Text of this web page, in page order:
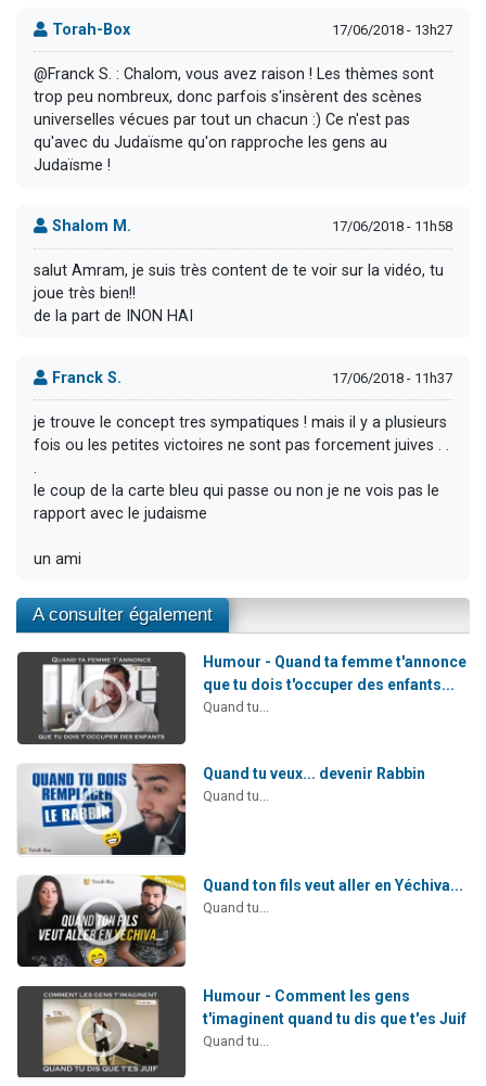
Torah-Box 17/06/2018 - 13h27
@Franck S. : Chalom, vous avez raison ! Les thèmes sont
trop peu nombreux, donc parfois s'insèrent des scènes
universelles vécues par tout un chacun :) Ce n'est pas
qu'avec du Judaïsme qu'on rapproche les gens au
Judaïsme !
Shalom M. 17/06/2018 - 11h58
salut Amram, je suis très content de te voir sur la vidéo, tu
joue très bien!!
de la part de INON HAI
Franck S. 17/06/2018 - 11h37
je trouve le concept tres sympatiques ! mais il y a plusieurs
fois ou les petites victoires ne sont pas forcement juives . .
.
le coup de la carte bleu qui passe ou non je ne vois pas le
rapport avec le judaisme
un ami
A consulter également
Humour - Quand ta femme t'annonce
que tu dois t'occuper des enfants...
Quand tu...
Quand tu veux... devenir Rabbin
Quand tu...
Quand ton fils veut aller en Yéchiva...
Quand tu...
Humour - Comment les gens
t'imaginent quand tu dis que t'es Juif
Quand tu...